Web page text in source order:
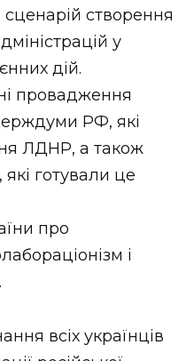
створення
у
дій.
провадження
РФ, які
ЛДНР, а також
готували це
про
і
всіх українців